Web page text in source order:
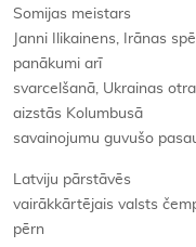
Somijas meistars
Janni Ilikainens, Irānas
panākumi arī
svarcelšanā, Ukrainas
aizstās Kolumbusā
savainojumu guvušo
Latviju pārstāvēs
vairākkārtējais valsts
pērn